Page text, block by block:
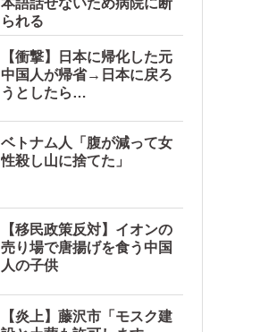
られる
【衝撃】日本に帰化した元
中国人が帰省→日本に戻ろ
うとしたら…
ベトナム人「腹が減って女
性殺し山に捨てた」
【移民政策反対】イオンの
売り場で唐揚げを食う中国
人の子供
【炎上】藤沢市「モスク建